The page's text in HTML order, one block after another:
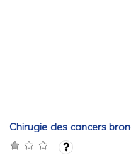
Chirugie des cancers